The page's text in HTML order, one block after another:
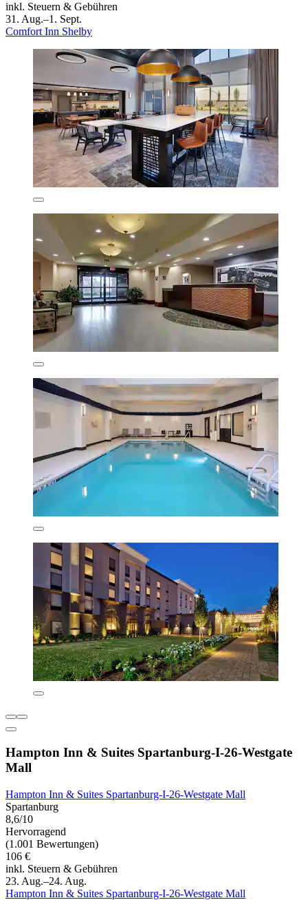
inkl. Steuern & Gebühren
31. Aug.–1. Sept.
Comfort Inn Shelby
Hampton Inn & Suites Spartanburg-I-26-Westgate
Mall
Hampton Inn & Suites Spartanburg-I-26-Westgate Mall
Spartanburg
8,6/10
Hervorragend
(1.001 Bewertungen)
106 €
inkl. Steuern & Gebühren
23. Aug.–24. Aug.
Hampton Inn & Suites Spartanburg-I-26-Westgate Mall